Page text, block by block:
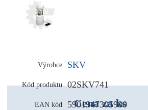
Výrobce SKV
Kód produktu 02SKV741
EAN kód 5901947305980
Cena za ks